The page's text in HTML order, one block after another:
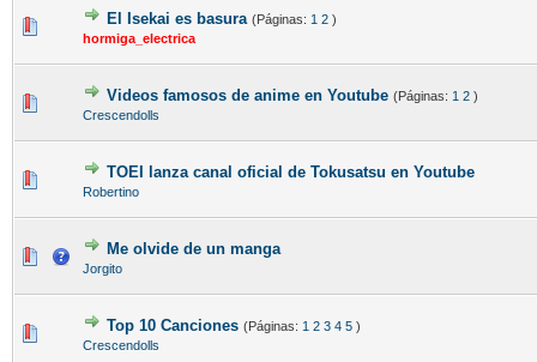
El Isekai es basura (Páginas: 1 2 )
hormiga_electrica
Videos famosos de anime en Youtube (Páginas: 1 2 )
Crescendolls
TOEI lanza canal oficial de Tokusatsu en Youtube
Robertino
Me olvide de un manga
Jorgito
Top 10 Canciones (Páginas: 1 2 3 4 5 )
Crescendolls